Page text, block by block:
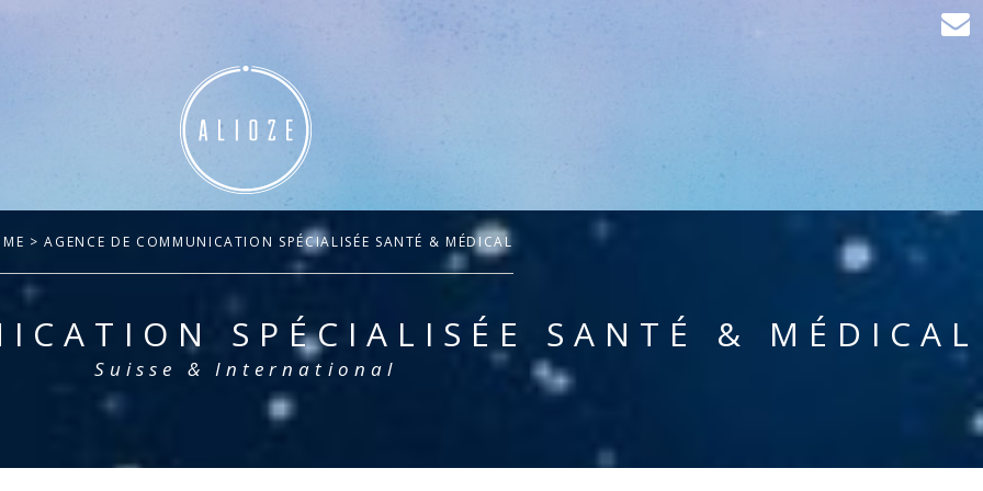
> AGENCE DE COMMUNICATION SPÉCIALISÉE SANTÉ & MÉDICAL
SPÉCIALISÉE SANTÉ & MÉDICAL
Suisse & International